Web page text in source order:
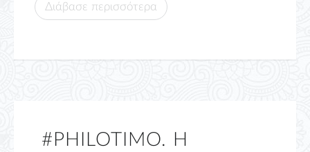
Διάβασε περισσότερα
#PHILOTIMO. Η